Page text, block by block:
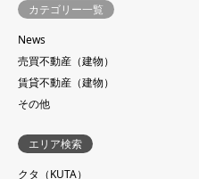
カテゴリー一覧
News
売買不動産（建物）
賃貸不動産（建物）
その他
エリア検索
クタ（KUTA）